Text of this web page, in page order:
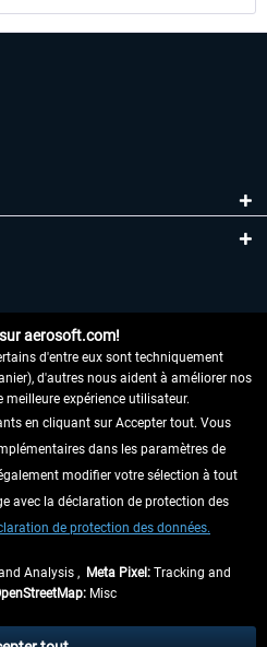
DERNIÈRES
si aucune description contraire.
aerosoft.com!
d'entre eux sont techniquement
d'autres nous aident à améliorer nos
expérience utilisateur.
en cliquant sur Accepter tout. Vous
dans les paramètres de
modifier votre sélection à tout
avec la déclaration de protection des
de protection des données.
Analysis , Meta Pixel: Tracking and
Misc